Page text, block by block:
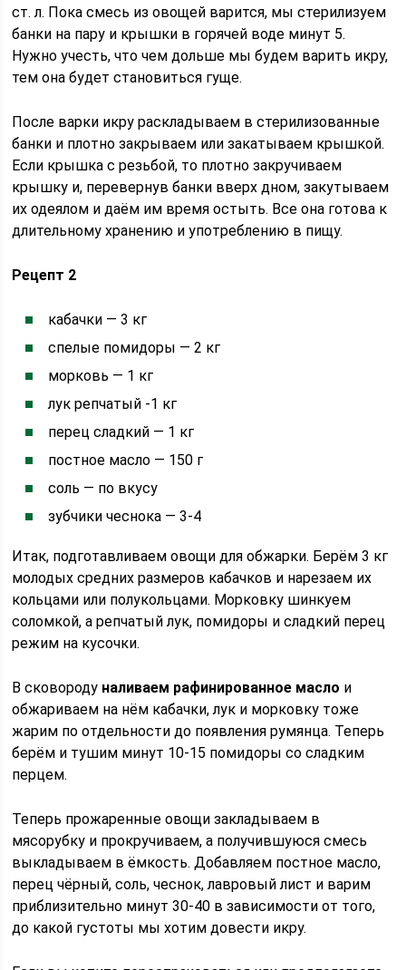
ст. л. Пока смесь из овощей варится, мы стерилизуем
банки на пару и крышки в горячей воде минут 5.
Нужно учесть, что чем дольше мы будем варить икру,
тем она будет становиться гуще.
После варки икру раскладываем в стерилизованные
банки и плотно закрываем или закатываем крышкой.
Если крышка с резьбой, то плотно закручиваем
крышку и, перевернув банки вверх дном, закутываем
их одеялом и даём им время остыть. Все она готова к
длительному хранению и употреблению в пищу.
Рецепт 2
кабачки — 3 кг
спелые помидоры — 2 кг
морковь — 1 кг
лук репчатый -1 кг
перец сладкий — 1 кг
постное масло — 150 г
соль — по вкусу
зубчики чеснока — 3-4
Итак, подготавливаем овощи для обжарки. Берём 3 кг
молодых средних размеров кабачков и нарезаем их
кольцами или полукольцами. Морковку шинкуем
соломкой, а репчатый лук, помидоры и сладкий перец
режим на кусочки.
В сковороду наливаем рафинированное масло и
обжариваем на нём кабачки, лук и морковку тоже
жарим по отдельности до появления румянца. Теперь
берём и тушим минут 10-15 помидоры со сладким
перцем.
Теперь прожаренные овощи закладываем в
мясорубку и прокручиваем, а получившуюся смесь
выкладываем в ёмкость. Добавляем постное масло,
перец чёрный, соль, чеснок, лавровый лист и варим
приблизительно минут 30-40 в зависимости от того,
до какой густоты мы хотим довести икру.